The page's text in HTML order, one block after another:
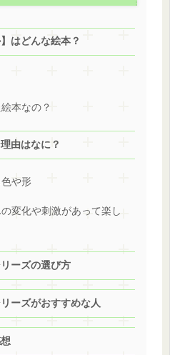
はどんな絵本？
本なの？
由はなに？
や形
変化や刺激があって楽し
ーズの選び方
ーズがおすすめな人